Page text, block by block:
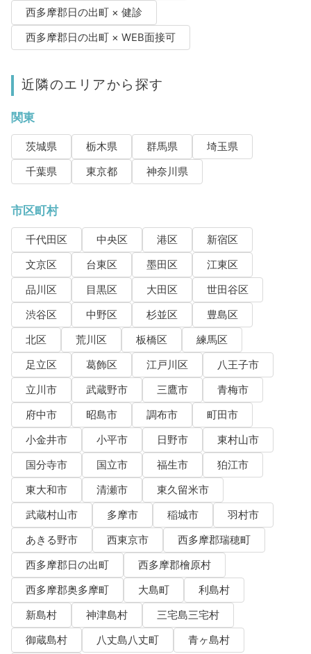
西多摩郡日の出町 × 健診
西多摩郡日の出町 × WEB面接可
近隣のエリアから探す
関東
茨城県 栃木県 群馬県
埼玉県
千葉県
東京都 神奈川県
市区町村
千代田区 中央区 港区
新宿区
文京区
台東区 墨田区
江東区
品川区
目黒区 大田区
世田谷区
渋谷区
中野区 杉並区
豊島区
北区
荒川区 板橋区
練馬区
足立区
葛飾区 江戸川区
八王子市
立川市
武蔵野市 三鷹市
青梅市
府中市
昭島市 調布市
町田市
小金井市
小平市 日野市
東村山市
国分寺市
国立市 福生市
狛江市
東大和市
清瀬市
東久留米市
武蔵村山市
多摩市 稲城市
羽村市
あきる野市
西東京市
西多摩郡瑞穂町
西多摩郡日の出町
西多摩郡檜原村
西多摩郡奥多摩町
大島町
利島村
新島村
神津島村
三宅島三宅村
御蔵島村
八丈島八丈町 青ヶ島村